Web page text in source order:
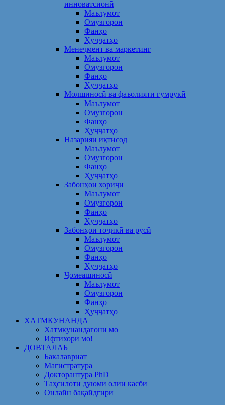
инноватсионӣ
Маълумот
Омузгорон
Фанҳо
Ҳуҷҷатҳо
Менеҷмент ва маркетинг
Маълумот
Омузгорон
Фанҳо
Ҳуҷҷатҳо
Молшиносӣ ва фаъолияти гумрукӣ
Маълумот
Омузгорон
Фанҳо
Ҳуҷҷатҳо
Назарияи иқтисод
Маълумот
Омузгорон
Фанҳо
Ҳуҷҷатҳо
Забонҳои хориҷӣ
Маълумот
Омузгорон
Фанҳо
Ҳуҷҷатҳо
Забонҳои тоҷикӣ ва русӣ
Маълумот
Омузгорон
Фанҳо
Ҳуҷҷатҳо
Ҷомеашиносӣ
Маълумот
Омузгорон
Фанҳо
Ҳуҷҷатҳо
ХАТМКУНАНДА
Хатмкунандагони мо
Ифтихори мо!
ДОВТАЛАБ
Бакалавриат
Магистратура
Докторантура PhD
Таҳсилоти дуюми олии касбӣ
Онлайн бақайдгирӣ